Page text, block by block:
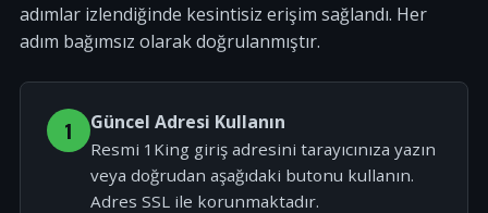
adımlar izlendiğinde kesintisiz erişim sağlandı. Her
adım bağımsız olarak doğrulanmıştır.
1 Güncel Adresi Kullanın
Resmi 1King giriş adresini tarayıcınıza yazın
veya doğrudan aşağıdaki butonu kullanın.
Adres SSL ile korunmaktadır.